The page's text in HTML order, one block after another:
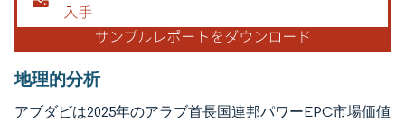
地理的分析
アブダビは2025年のアラブ首長国連邦パワーEPC市場価値